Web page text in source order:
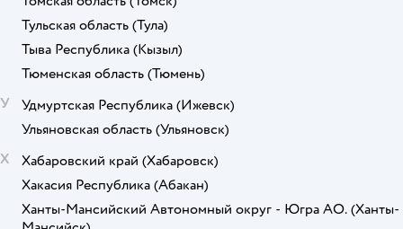
Тульская область (Тула)
Тыва Республика (Кызыл)
Тюменская область (Тюмень)
У
Удмуртская Республика (Ижевск)
Ульяновская область (Ульяновск)
Х
Хабаровский край (Хабаровск)
Хакасия Республика (Абакан)
Ханты-Мансийский Автономный округ - Югра АО. (Ханты-